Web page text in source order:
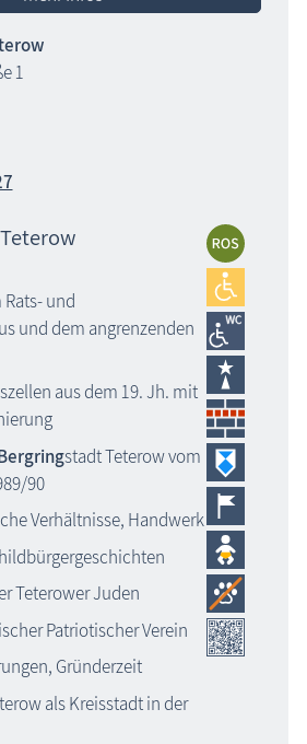
1
und
und dem angrenzenden
aus dem 19. Jh. mit
stadt Teterow vom
90
Verhältnisse, Handwerk
Teterower Juden
Patriotischer Verein
Gründerzeit
als Kreisstadt in der